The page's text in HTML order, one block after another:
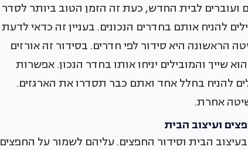
לבית החדש, כעת זה הזמן הטוב ביותר לסדר
להניח אותם בחדרים הנכונים. בעניין זה כדאי לדעת
הראשונה היא סידור לפי חדרים. בסידור זה אורזים
שייך והמובילים יניחו אותו בחדר הנכון. אפשרות
להניח בחלל אחד ואתם כבר תסדרו את הארגזים.
אחרת.
ועיצוב הבית
הבית וסידור החפצים. עליהם לשמור על החפצים